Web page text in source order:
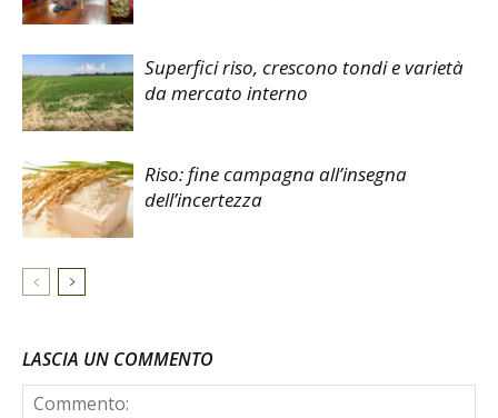
Superfici riso, crescono tondi e varietà
da mercato interno
Riso: fine campagna all’insegna
dell’incertezza
LASCIA UN COMMENTO